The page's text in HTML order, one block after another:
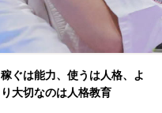
稼ぐは能力、使うは人格、よ
り大切なのは人格教育